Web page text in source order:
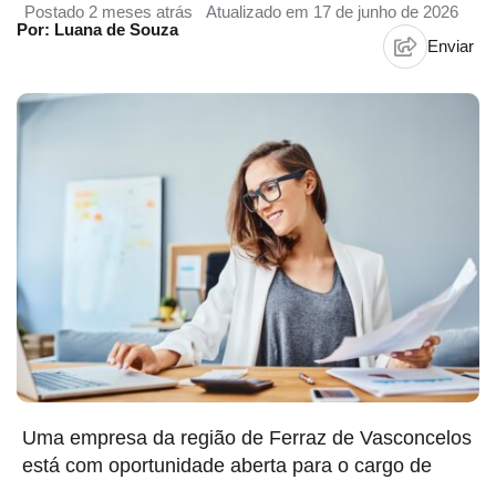
Postado 2 meses atrás
Atualizado em 17 de junho de 2026
Por: Luana de Souza
Enviar
Uma empresa da região de Ferraz de Vasconcelos
está com oportunidade aberta para o cargo de